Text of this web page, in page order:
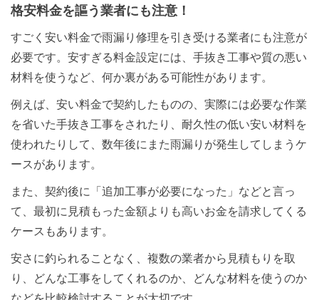
24時間365日対応
050-1883-0629
格安料金を謳う業者にも注意！
すごく安い料金で雨漏り修理を引き受ける業者にも注意が
必要です。安すぎる料金設定には、手抜き工事や質の悪い
材料を使うなど、何か裏がある可能性があります。
例えば、安い料金で契約したものの、実際には必要な作業
を省いた手抜き工事をされたり、耐久性の低い安い材料を
使われたりして、数年後にまた雨漏りが発生してしまうケ
ースがあります。
また、契約後に「追加工事が必要になった」などと言っ
て、最初に見積もった金額よりも高いお金を請求してくる
ケースもあります。
安さに釣られることなく、複数の業者から見積もりを取
り、どんな工事をしてくれるのか、どんな材料を使うのか